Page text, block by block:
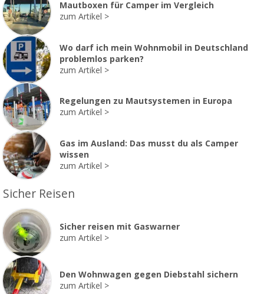
Mautboxen für Camper im Vergleich
zum Artikel
Wo darf ich mein Wohnmobil in Deutschland
problemlos parken?
zum Artikel
Regelungen zu Mautsystemen in Europa
zum Artikel
Gas im Ausland: Das musst du als Camper
wissen
zum Artikel
Sicher Reisen
Sicher reisen mit Gaswarner
zum Artikel
Den Wohnwagen gegen Diebstahl sichern
zum Artikel